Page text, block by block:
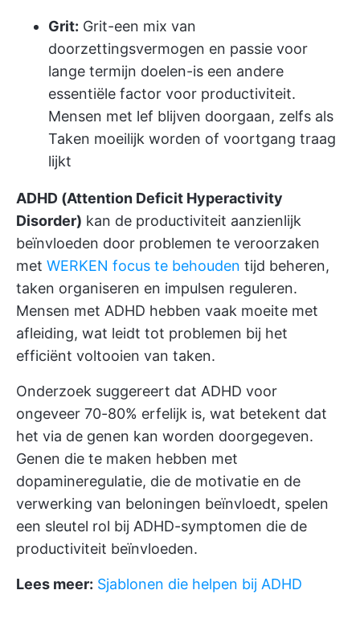
Grit: Grit-een mix van
doorzettingsvermogen en passie voor
lange termijn doelen-is een andere
essentiële factor voor productiviteit.
Mensen met lef blijven doorgaan, zelfs als
Taken moeilijk worden of voortgang traag
lijkt
ADHD (Attention Deficit Hyperactivity
Disorder) kan de productiviteit aanzienlijk
beïnvloeden door problemen te veroorzaken
met WERKEN focus te behouden tijd beheren,
taken organiseren en impulsen reguleren.
Mensen met ADHD hebben vaak moeite met
afleiding, wat leidt tot problemen bij het
efficiënt voltooien van taken.
Onderzoek suggereert dat ADHD voor
ongeveer 70-80% erfelijk is, wat betekent dat
het via de genen kan worden doorgegeven.
Genen die te maken hebben met
dopamineregulatie, die de motivatie en de
verwerking van beloningen beïnvloedt, spelen
een sleutel rol bij ADHD-symptomen die de
productiviteit beïnvloeden.
Lees meer: Sjablonen die helpen bij ADHD